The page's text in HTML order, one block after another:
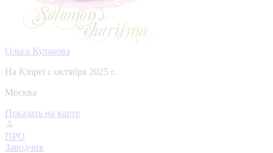
Ольга Кулакова
На Kinpet c октября 2025 г.
Москва
Показать на карте
ПРО
Заводчик